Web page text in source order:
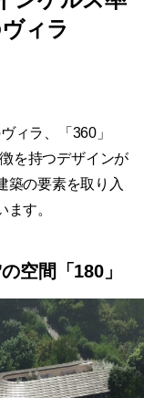
ィラ
ィラ、「360」
を持つデザインが
築の要素を取り入
す。
空間「180」